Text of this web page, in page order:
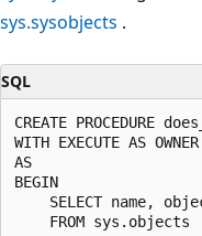
sys.sysobjects .
SQL
CREATE PROCEDURE
WITH EXECUTE AS OWNER
AS
BEGIN
SELECT name,
    FROM sys.objects